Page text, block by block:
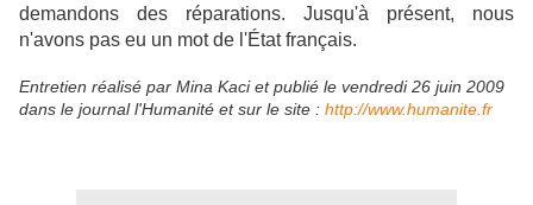
demandons des réparations. Jusqu'à présent, nous
n'avons pas eu un mot de l'État français.
Entretien réalisé par Mina Kaci et publié le vendredi 26 juin 2009
dans le journal l'Humanité et sur le site : http://www.humanite.fr